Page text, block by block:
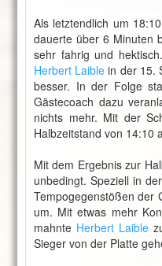
Als letztendlich um
dauerte über 6 Minuten
sehr fahrig und
Herbert Laible in der 15.
besser. In der Folge
Gästecoach dazu
nichts mehr. Mit der
Halbzeitstand von 14:10
Mit dem Ergebnis zur
unbedingt. Speziell in
Tempogegenstößen der
um. Mit etwas mehr
mahnte Herbert Laible
Sieger von der Platte